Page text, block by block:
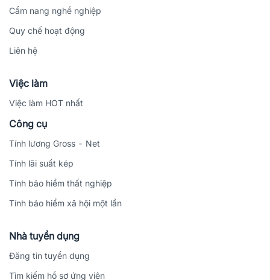
Cẩm nang nghề nghiệp
Quy chế hoạt động
Liên hệ
Việc làm
Việc làm HOT nhất
Công cụ
Tính lương Gross - Net
Tính lãi suất kép
Tính bảo hiểm thất nghiệp
Tính bảo hiểm xã hội một lần
Nhà tuyển dụng
Đăng tin tuyển dụng
Tìm kiếm hồ sơ ứng viên